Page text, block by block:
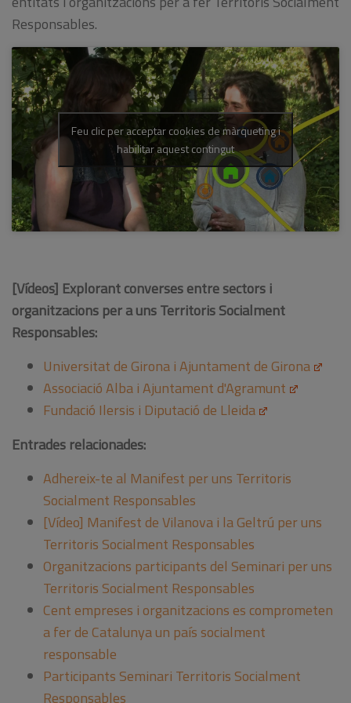
Responsables.
Feu clic per acceptar cookies de màrqueting i
habilitar aquest contingut
[Vídeos] Explorant converses entre sectors i
organitzacions per a uns Territoris Socialment
Responsables:
Universitat de Girona i Ajuntament de Girona
Associació Alba i Ajuntament d'Agramunt
Fundació Ilersis i Diputació de Lleida
Entrades relacionades:
Adhereix-te al Manifest per uns Territoris
Socialment Responsables
[Vídeo] Manifest de Vilanova i la Geltrú per uns
Territoris Socialment Responsables
Organitzacions participants del Seminari per uns
Territoris Socialment Responsables
Cent empreses i organitzacions es comprometen
a fer de Catalunya un país socialment
responsable
Participants Seminari Territoris Socialment
Responsables